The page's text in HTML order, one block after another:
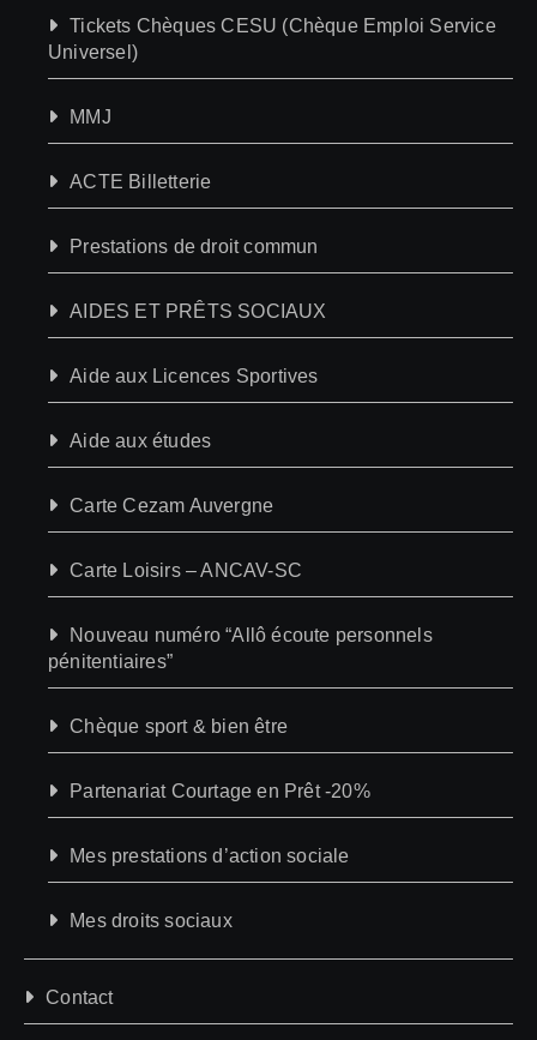
Tickets Chèques CESU (Chèque Emploi Service
Universel)
MMJ
ACTE Billetterie
Prestations de droit commun
AIDES ET PRÊTS SOCIAUX
Aide aux Licences Sportives
Aide aux études
Carte Cezam Auvergne
Carte Loisirs – ANCAV-SC
Nouveau numéro “Allô écoute personnels
pénitentiaires”
Chèque sport & bien être
Partenariat Courtage en Prêt -20%
Mes prestations d’action sociale
Mes droits sociaux
Contact